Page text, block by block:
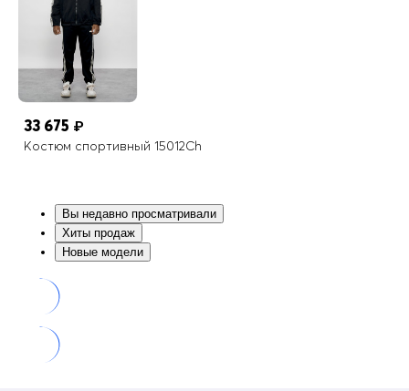
33 675 ₽
Костюм спортивный 15012Ch
Вы недавно просматривали
Хиты продаж
Новые модели